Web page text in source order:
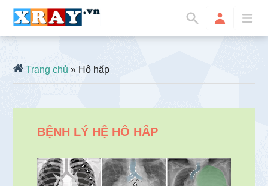
Trang chủ » Hô hấp
BỆNH LÝ HỆ HÔ HẤP